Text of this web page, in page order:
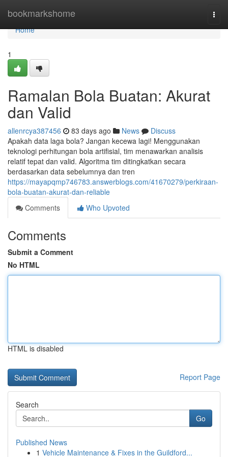
bookmarkshome
Home
Home
1
Ramalan Bola Buatan: Akurat
dan Valid
allenrcya387456 83 days ago News
Discuss
Apakah data laga bola? Jangan kecewa lagi! Menggunakan
teknologi perhitungan bola artifisial, tim menawarkan analisis
relatif tepat dan valid. Algoritma tim ditingkatkan secara
berdasarkan data sebelumnya dan tren
https://mayapqmp746783.answerblogs.com/41670279/perkiraan-
bola-buatan-akurat-dan-reliable
Comments
Who Upvoted
Comments
Submit a Comment
No HTML
HTML is disabled
Report Page
Search
Go
Published News
1 Vehicle Maintenance & Fixes in the Guildford...